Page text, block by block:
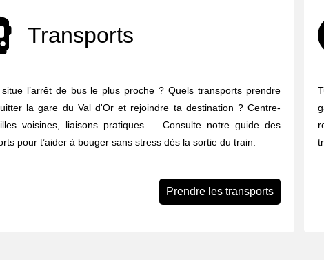
Transports
l’arrêt de bus le plus proche ? Quels transports prendre
la gare du Val d'Or et rejoindre ta destination ? Centre-
voisines, liaisons pratiques ... Consulte notre guide des
pour t’aider à bouger sans stress dès la sortie du train.
Prendre les transports